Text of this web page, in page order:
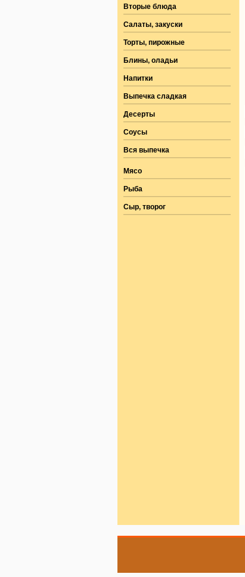
Вторые блюда
Салаты, закуски
Торты, пирожные
Блины, оладьи
Напитки
Выпечка сладкая
Десерты
Соусы
Вся выпечка
Мясо
Рыба
Сыр, творог